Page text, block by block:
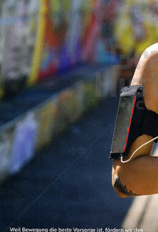
Wiener
WIENER STÄDTISCHE